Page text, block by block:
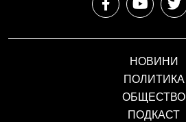
НОВИНИ
ПОЛИТИКА
ОБЩЕСТВО
ПОДКАСТ